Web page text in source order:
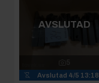
AVSLUTAD
Avslutad 4/5 13:18